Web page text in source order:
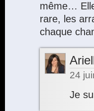
même…
rare, les
chaque
24
Je